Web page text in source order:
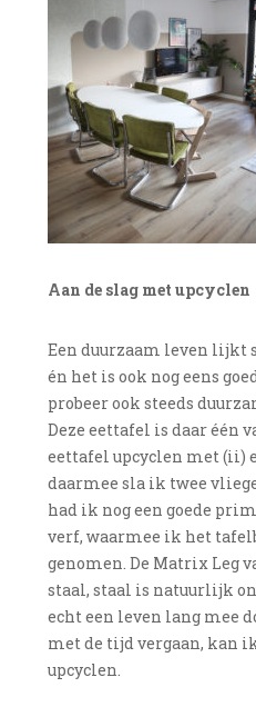
Aan de slag met upcyclen
Een duurzaam leven lijkt
én het is ook nog eens
probeer ook steeds
Deze eettafel is daar één
eettafel upcyclen met (ii)
daarmee sla ik twee
had ik nog een goede
verf, waarmee ik het
genomen. De Matrix Leg
staal, staal is natuurlijk
echt een leven lang mee
met de tijd vergaan, kan
upcyclen.